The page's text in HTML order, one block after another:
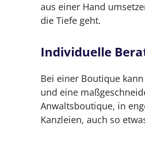
aus einer Hand
die Tiefe geht.
Individuelle
Bei einer Boutique
und eine
Anwaltsboutique, in
Kanzleien, auch so